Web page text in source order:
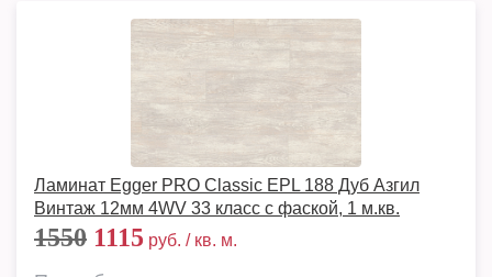
Ламинат Egger PRO Classic EPL 188 Дуб Азгил
Винтаж 12мм 4WV 33 класс с фаской, 1 м.кв.
1550 1115 руб. / кв. м.